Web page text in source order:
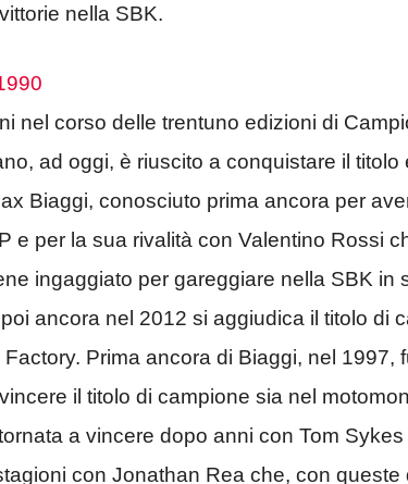
nella SBK.
nel corso delle trentuno edizioni di
ad oggi, è riuscito a conquistare il titolo
Biaggi, conosciuto prima ancora per
e per la sua rivalità con Valentino Rossi
ingaggiato per gareggiare nella SBK in
ancora nel 2012 si aggiudica il titolo di
Prima ancora di Biaggi, nel 1997,
il titolo di campione sia nel
a vincere dopo anni con Tom
con Jonathan Rea che, con queste